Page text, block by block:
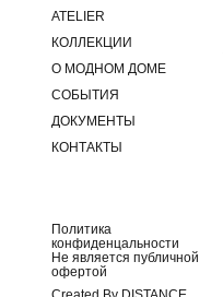
ATELIER
КОЛЛЕКЦИИ
О МОДНОМ ДОМЕ
СОБЫТИЯ
ДОКУМЕНТЫ
КОНТАКТЫ
Политика
конфиденцальности
Не является публичной
офертой